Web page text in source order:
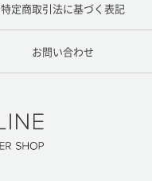
特定商取引法に基づく表記
お問い合わせ